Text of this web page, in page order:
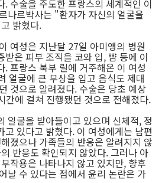
수술을 주도한 프랑스의 세계적인 이
나르박사는 "환자가 자신의 얼굴을
밝혔다.
여성은 지난달 27일 아미앵의 병원
받은 피부 조직을 코와 입, 뺨 등에 이
. 프랑스 북부 릴에 거주해온 이 여성
얼굴에 큰 부상을 입고 음식도 제대
것으로 알려졌다. 수술은 당초 예상
간에 걸쳐 진행됐던 것으로 전해졌다.
얼굴을 받아들이고 있으며 신체적, 정
고 있다고 밝혔다. 이 여성에게는 남편
졌으나 가족들의 반응은 알려지지 않
반응도 확인되지 않았다. 그러나 아
작용은 나타나지 않고 있지만, 향후
날 수 있다는 점에서 윤리 논란은 가